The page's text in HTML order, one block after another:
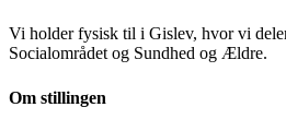
Vi holder fysisk til i Gislev, hvor vi
Socialområdet og Sundhed og Ældre.
Om stillingen